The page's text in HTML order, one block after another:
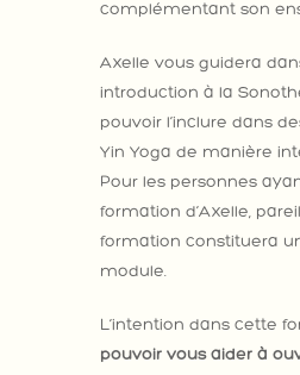
complémentant son
Axelle vous guidera
introduction à la
pouvoir l’inclure dans
Yin Yoga de manière
Pour les personnes
formation d’Axelle,
formation constituera
module.
L’intention dans cette
pouvoir vous aider à